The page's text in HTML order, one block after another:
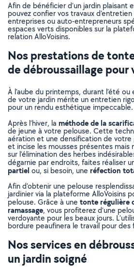
Afin de bénéficier d’un jardin plaisant
pouvez confier vos travaux
entreprises ou auto-entrepreneurs
espaces verts disponibles sur la
relation AlloVoisins.
Nos prestations de
de débroussaillage
À l’aube du printemps, durant l’été
de votre jardin mérite un entretien
pour un rendu esthétique impeccable.
Après l’hiver, la méthode de la
de jeune à votre pelouse. Cette
aération et une densification de votre
et incise les mousses présentes mais
sur l’élimination des herbes
dégarnie par endroits, faites réaliser
partiel ou, si besoin, une réfection
Afin d’obtenir une pelouse
jardinier via la plateforme AlloVoisins
pelouse. Grâce à une tonte régulière
ramassage, vous profiterez d’une
verdoyante pour les beaux jours.
bordure peaufinera le travail pour des
Nos services en
un jardin soigné